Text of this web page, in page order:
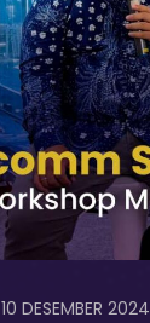
10 DESEMBER 2024